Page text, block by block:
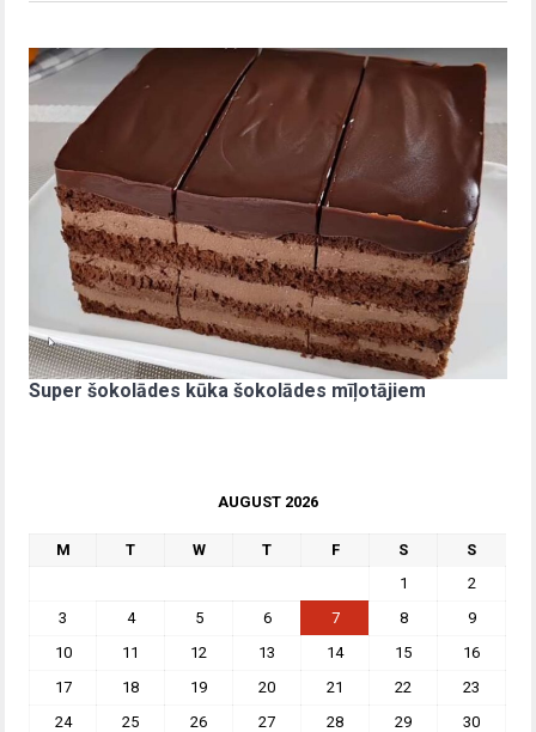
Super šokolādes kūka šokolādes mīļotājiem
AUGUST 2026
M T W T F S
S
1
2
3
4 5 6 7 8
9
10
11 12 13 14 15
16
17
18 19 20 21 22
23
24
25 26 27 28 29
30